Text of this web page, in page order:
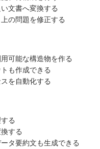
文書へ変換する
の問題を修正する
可能な構造物を作る
も作成できる
を自動化する
る
する
タ要約文も生成できる